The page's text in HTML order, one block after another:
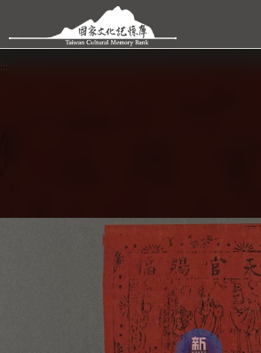
跳到主要內容區塊
:::